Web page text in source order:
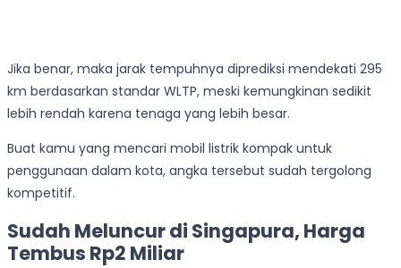
Jika benar, maka jarak tempuhnya diprediksi mendekati 295
km berdasarkan standar WLTP, meski kemungkinan sedikit
lebih rendah karena tenaga yang lebih besar.
Buat kamu yang mencari mobil listrik kompak untuk
penggunaan dalam kota, angka tersebut sudah tergolong
kompetitif.
Sudah Meluncur di Singapura, Harga
Tembus Rp2 Miliar